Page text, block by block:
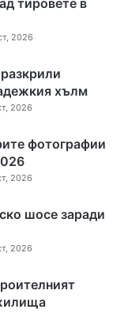
2026
хълм
2026
фотографии
2026
шосе заради
2026